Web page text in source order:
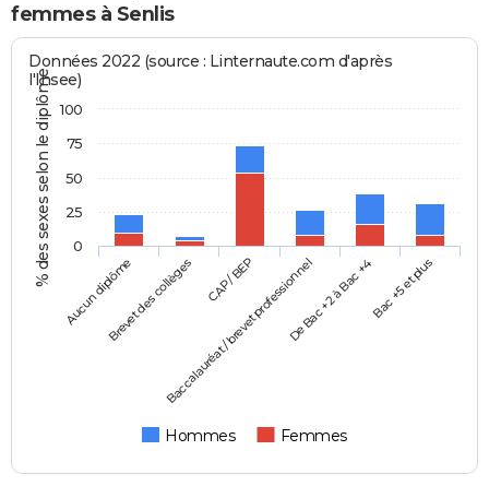
femmes à Senlis
% des sexes selon le diplôme
Données 2022 (source : Linternaute.com d'après
l'Insee)
Hommes Femmes
Aucun diplômeBrevet des collèges CAP / BEP
Baccalauréat / brevet professionnelDe Bac +2 à Bac +4Bac +5 et plus
0
25
50
75
100